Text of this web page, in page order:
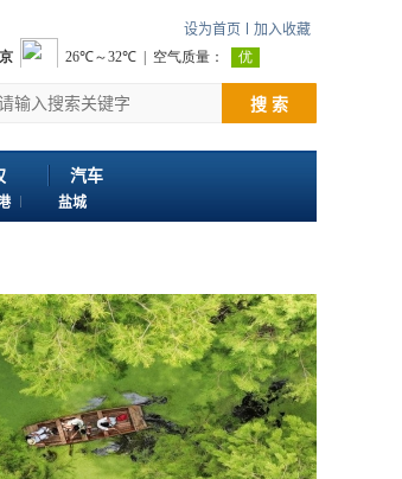
设为首页 加入收藏
：邮箱724922822@qq.com 客服电话：025-
搜 索
汽车
盐城